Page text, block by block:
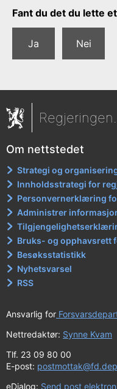
Tilbakemeldingsskjema
Fant du det du lette
Ja Nei
Om nettstedet
Strategi og
Innholdsstrategi for
Personvernerklæring
Administrer
Bruks- og opphavsrett
Besøksstatistikk
Nyhetsvarsel
RSS
Ansvarlig for
Nettredaktør: Synne Kvam
Tlf. 23 09 80 00
E-post:
eDialog: Send post